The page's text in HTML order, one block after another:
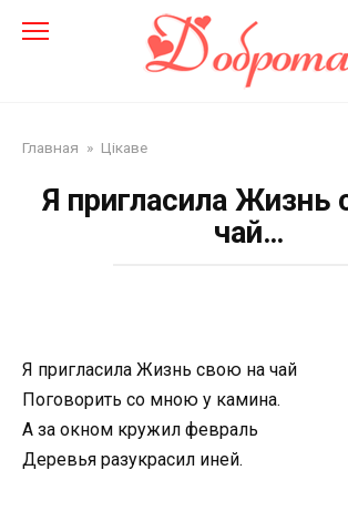
Главная » Цікаве
Я пригласила Жизнь
чай…
Я пригласила Жизнь свою на чай
Поговорить со мною у камина.
А за окном кружил февраль
Деревья разукрасил иней.